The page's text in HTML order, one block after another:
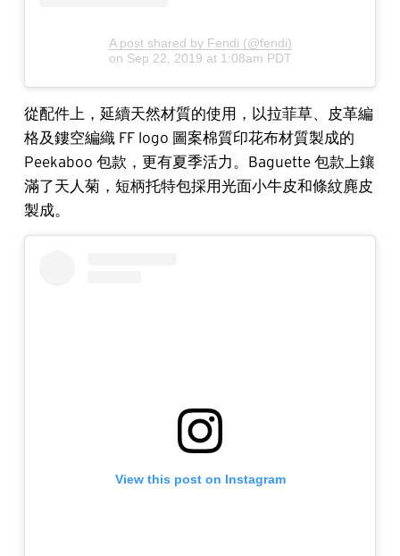
A post shared by Fendi (@fendi)
on Sep 22, 2019 at 1:08am PDT
從配件上，延續天然材質的使用，以拉菲草、皮革編
格及鏤空編織 FF logo 圖案棉質印花布材質製成的
Peekaboo 包款，更有夏季活力。Baguette 包款上鑲
滿了天人菊，短柄托特包採用光面小牛皮和條紋麂皮
製成。
View this post on Instagram